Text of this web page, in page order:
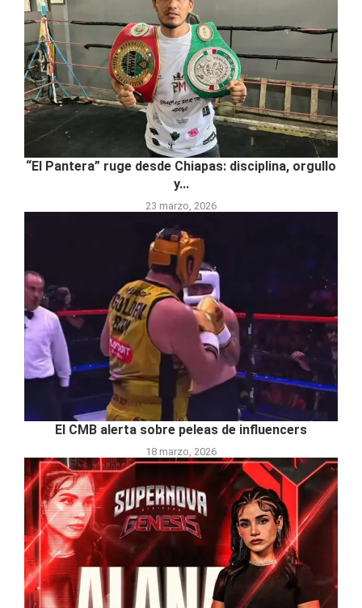
“El Pantera” ruge desde Chiapas: disciplina, orgullo
y...
23 marzo, 2026
El CMB alerta sobre peleas de influencers
18 marzo, 2026